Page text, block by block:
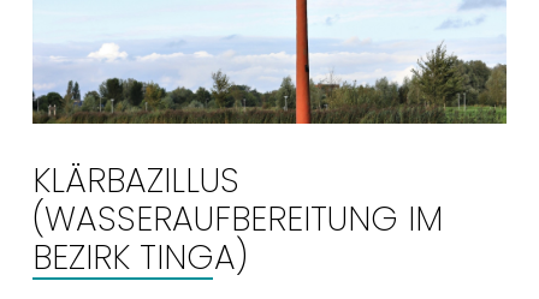
Veranstaltungskalender
Stadtplan
Sneek mit Kinder
VVV Sneek
Drahtloses Internet
KLÄRBAZILLUS
(WASSERAUFBEREITUNG IM
BEZIRK TINGA)